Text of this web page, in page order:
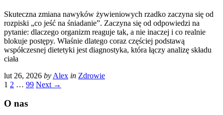
Skuteczna zmiana nawyków żywieniowych rzadko zaczyna się od
rozpiski „co jeść na śniadanie”. Zaczyna się od odpowiedzi na
pytanie: dlaczego organizm reaguje tak, a nie inaczej i co realnie
blokuje postępy. Właśnie dlatego coraz częściej podstawą
współczesnej dietetyki jest diagnostyka, która łączy analizę składu
ciała
lut 26, 2026 by Alex in Zdrowie
1 2 … 99 Next →
O nas